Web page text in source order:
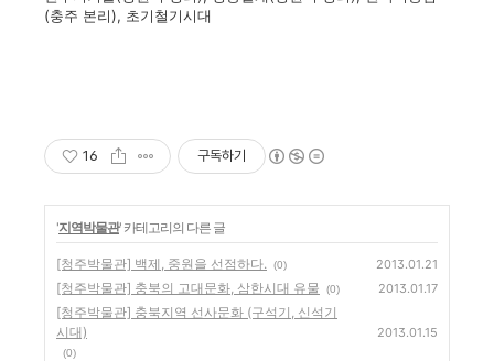
(충주 본리), 초기철기시대
16 구독하기
'지역박물관' 카테고리의 다른 글
[청주박물관] 백제, 중원을 선점하다. (0) 2013.01.21
[청주박물관] 충북의 고대문화, 삼한시대 유물 (0) 2013.01.17
[청주박물관] 충북지역 선사문화 (구석기, 신석기
시대)
(0)
2013.01.15